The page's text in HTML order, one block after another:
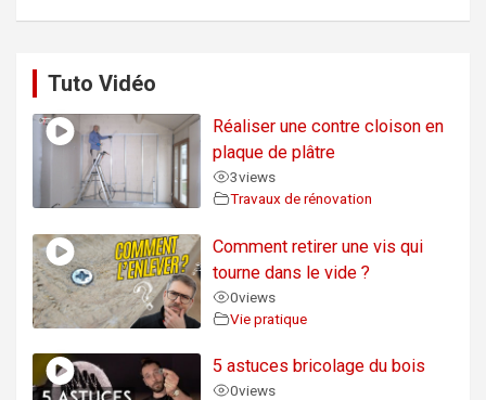
Tuto Vidéo
Réaliser une contre cloison en
plaque de plâtre
3views
Travaux de rénovation
Comment retirer une vis qui
tourne dans le vide ?
0views
Vie pratique
5 astuces bricolage du bois
0views